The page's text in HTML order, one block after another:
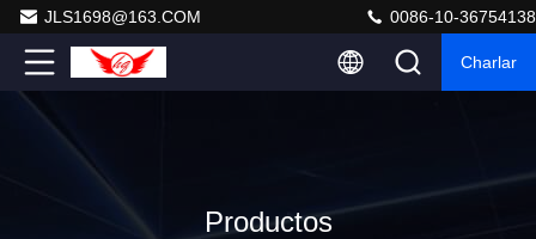
JLS1698@163.COM 0086-10-36754138
Charlar
Productos